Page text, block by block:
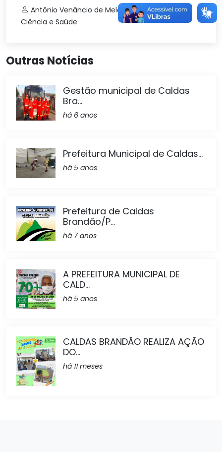
Antônio Venâncio de Melo Netto
Ciência e Saúde
Outras Notícias
Gestão municipal de Caldas
Bra...
há 6 anos
Prefeitura Municipal de Caldas...
há 5 anos
Prefeitura de Caldas
Brandão/P...
há 7 anos
A PREFEITURA MUNICIPAL DE
CALD...
há 5 anos
CALDAS BRANDÃO REALIZA AÇÃO
DO...
há 11 meses